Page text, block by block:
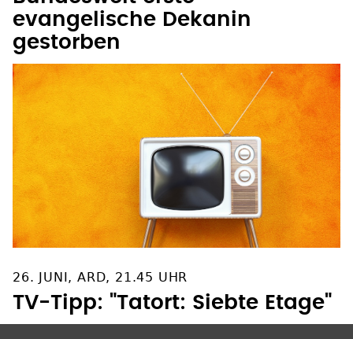
Bundesweit erste
evangelische Dekanin
gestorben
26. JUNI, ARD, 21.45 UHR
TV-Tipp: "Tatort: Siebte Etage"